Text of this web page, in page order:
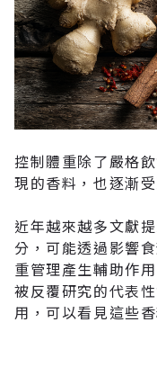
控制體重除了嚴格
現的香料，也逐漸
近年越來越多文獻
分，可能透過影響
重管理產生輔助作
被反覆研究的代表
用，可以看見這些